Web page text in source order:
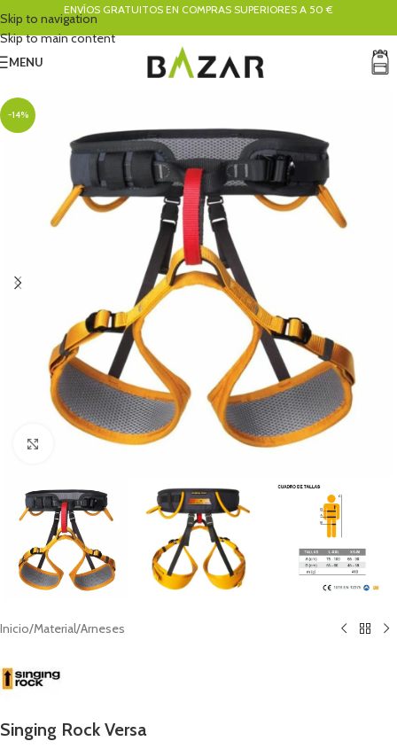
Skip to navigation
Skip to main content
ENVÍOS GRATUITOS EN COMPRAS SUPERIORES A 50 €
MENU
-14%
Click to enlarge
Inicio/Material/Arneses
Singing Rock Versa